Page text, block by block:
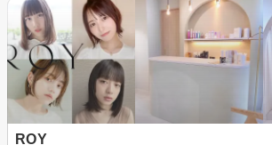
ROY